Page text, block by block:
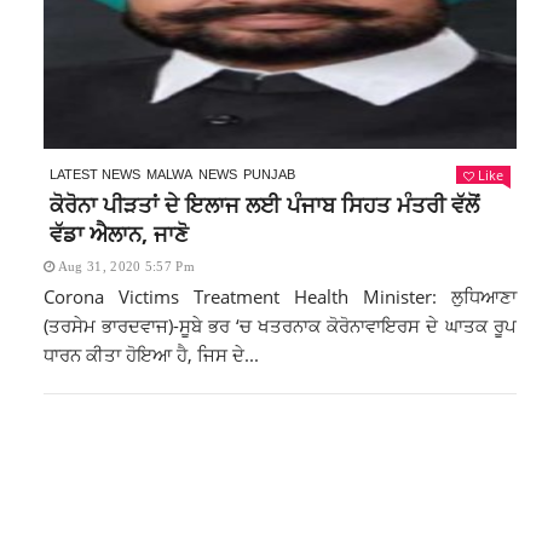
LATEST NEWS MALWA NEWS PUNJAB Like
ਕੋਰੋਨਾ ਪੀੜਤਾਂ ਦੇ ਇਲਾਜ ਲਈ ਪੰਜਾਬ ਸਿਹਤ ਮੰਤਰੀ ਵੱਲੋਂ
ਵੱਡਾ ਐਲਾਨ, ਜਾਣੋ
Aug 31, 2020 5:57 Pm
Corona Victims Treatment Health Minister: ਲੁਧਿਆਣਾ
(ਤਰਸੇਮ ਭਾਰਦਵਾਜ)-ਸੂਬੇ ਭਰ ‘ਚ ਖਤਰਨਾਕ ਕੋਰੋਨਾਵਾਇਰਸ ਦੇ ਘਾਤਕ ਰੂਪ
ਧਾਰਨ ਕੀਤਾ ਹੋਇਆ ਹੈ, ਜਿਸ ਦੇ...